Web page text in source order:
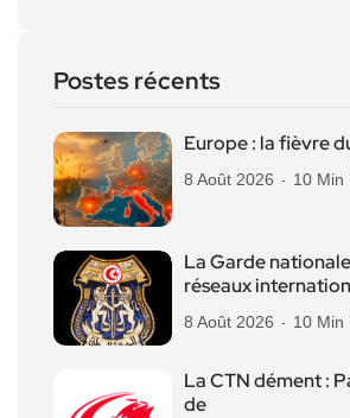
Postes récents
Europe : la fièvre
8 Août 2026 10 Min
La Garde
réseaux
8 Août 2026 10 Min
La CTN dément :
de